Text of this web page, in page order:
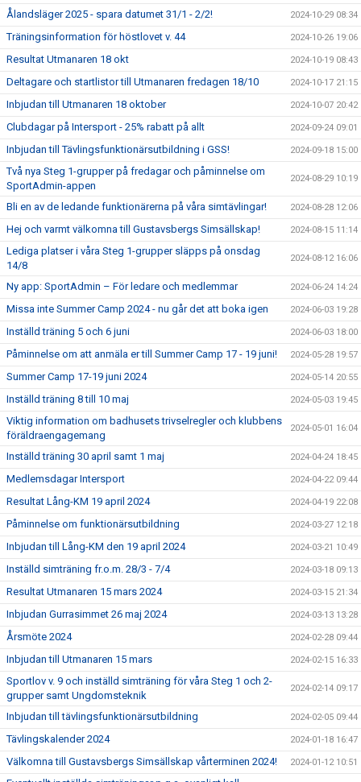
Ålandsläger 2025 - spara datumet 31/1 - 2/2! 2024-10-29 08:34
Träningsinformation för höstlovet v. 44 2024-10-26 19:06
Resultat Utmanaren 18 okt 2024-10-19 08:43
Deltagare och startlistor till Utmanaren fredagen 18/10 2024-10-17 21:15
Inbjudan till Utmanaren 18 oktober 2024-10-07 20:42
Clubdagar på Intersport - 25% rabatt på allt 2024-09-24 09:01
Inbjudan till Tävlingsfunktionärsutbildning i GSS! 2024-09-18 15:00
Två nya Steg 1-grupper på fredagar och påminnelse om
SportAdmin-appen
2024-08-29 10:19
Bli en av de ledande funktionärerna på våra simtävlingar! 2024-08-28 12:06
Hej och varmt välkomna till Gustavsbergs Simsällskap! 2024-08-15 11:14
Lediga platser i våra Steg 1-grupper släpps på onsdag
14/8
2024-08-12 16:06
Ny app: SportAdmin – För ledare och medlemmar 2024-06-24 14:24
Missa inte Summer Camp 2024 - nu går det att boka igen 2024-06-03 19:28
Inställd träning 5 och 6 juni 2024-06-03 18:00
Påminnelse om att anmäla er till Summer Camp 17 - 19 juni! 2024-05-28 19:57
Summer Camp 17-19 juni 2024 2024-05-14 20:55
Inställd träning 8 till 10 maj 2024-05-03 19:45
Viktig information om badhusets trivselregler och klubbens
föräldraengagemang
2024-05-01 16:04
Inställd träning 30 april samt 1 maj 2024-04-24 18:45
Medlemsdagar Intersport 2024-04-22 09:44
Resultat Lång-KM 19 april 2024 2024-04-19 22:08
Påminnelse om funktionärsutbildning 2024-03-27 12:18
Inbjudan till Lång-KM den 19 april 2024 2024-03-21 10:49
Inställd simträning fr.o.m. 28/3 - 7/4 2024-03-18 09:13
Resultat Utmanaren 15 mars 2024 2024-03-15 21:34
Inbjudan Gurrasimmet 26 maj 2024 2024-03-13 13:28
Årsmöte 2024 2024-02-28 09:44
Inbjudan till Utmanaren 15 mars 2024-02-15 16:33
Sportlov v. 9 och inställd simträning för våra Steg 1 och 2-
grupper samt Ungdomsteknik
2024-02-14 09:17
Inbjudan till tävlingsfunktionärsutbildning 2024-02-05 09:44
Tävlingskalender 2024 2024-01-18 16:47
Välkomna till Gustavsbergs Simsällskap vårterminen 2024! 2024-01-12 10:51